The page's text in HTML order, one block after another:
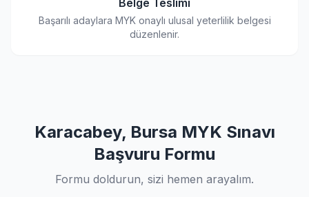
Belge Teslimi
Başarılı adaylara MYK onaylı ulusal yeterlilik belgesi
düzenlenir.
Karacabey, Bursa MYK Sınavı
Başvuru Formu
Formu doldurun, sizi hemen arayalım.